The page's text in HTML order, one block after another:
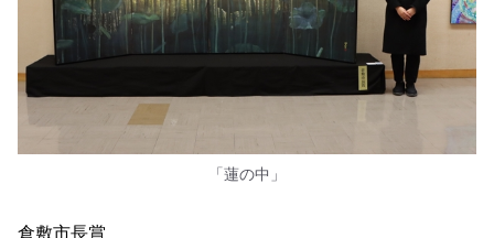
「蓮の中」
倉敷市長賞